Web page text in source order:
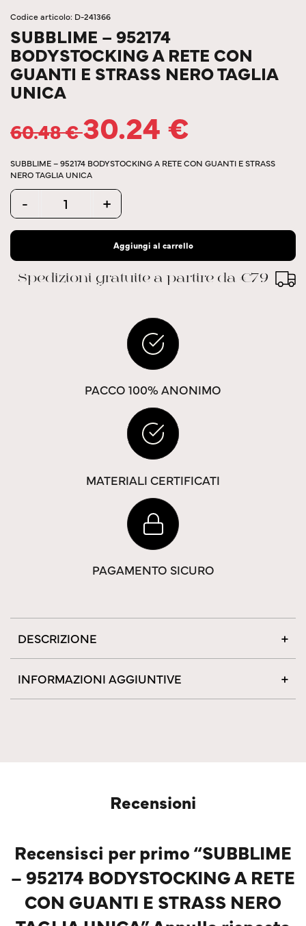
Codice articolo: D-241366
SUBBLIME – 952174
BODYSTOCKING A RETE CON
GUANTI E STRASS NERO TAGLIA
UNICA
60.48€30.24€
SUBBLIME – 952174 BODYSTOCKING A RETE CON GUANTI E STRASS
NERO TAGLIA UNICA
Quantity
- +
Aggiungi al carrello
Spedizioni gratuite a partire da €79
PACCO 100% ANONIMO
MATERIALI CERTIFICATI
PAGAMENTO SICURO
DESCRIZIONE
INFORMAZIONI AGGIUNTIVE
Recensioni
Recensisci per primo “SUBBLIME
– 952174 BODYSTOCKING A RETE
CON GUANTI E STRASS NERO